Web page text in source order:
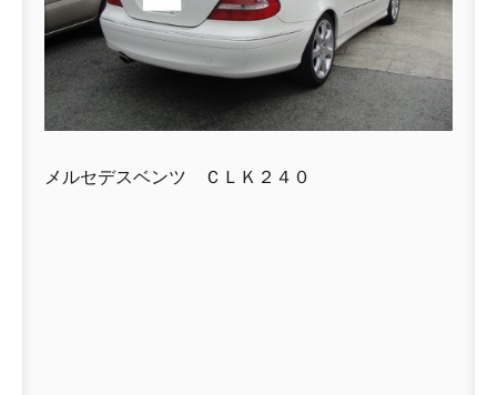
メルセデスベンツ ＣＬＫ２４０